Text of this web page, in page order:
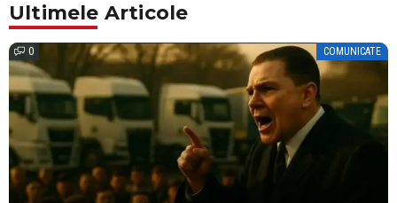
Ultimele Articole
0 COMUNICATE